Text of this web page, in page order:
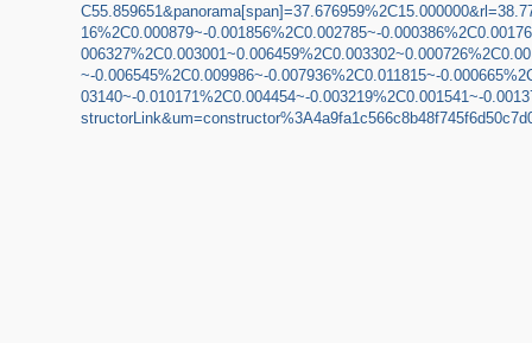
16%2C0.000879~-0.001856%2C0.002785~-
~-0.006545%2C0.009986~-0.007936%2C0.011815~-
03140~-0.010171%2C0.004454~-0.003219%2C0.001541~-